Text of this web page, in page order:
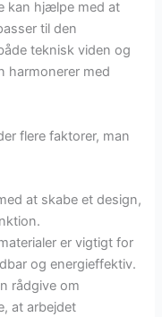
kan hjælpe med at
til den
teknisk viden og
harmonerer med
flere faktorer, man
at skabe et design,
er vigtigt for
og energieffektiv.
rådgive om
at arbejdet